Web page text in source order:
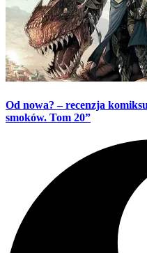
Od nowa? – recenzja
smoków. Tom 20”